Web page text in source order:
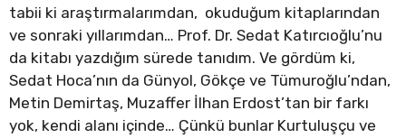
tabii ki araştırmalarımdan, okuduğum kitaplarından
ve sonraki yıllarımdan… Prof. Dr. Sedat Katırcıoğlu’nu
da kitabı yazdığım sürede tanıdım. Ve gördüm ki,
Sedat Hoca’nın da Günyol, Gökçe ve Tümuroğlu’ndan,
Metin Demirtaş, Muzaffer İlhan Erdost’tan bir farkı
yok, kendi alanı içinde… Çünkü bunlar Kurtuluşçu ve